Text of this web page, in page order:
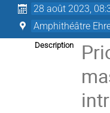
28 août 2023,
Amphithéâtre
Description